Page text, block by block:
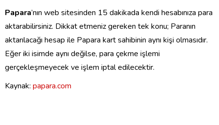
Papara’nın web sitesinden 15 dakikada kendi hesabınıza para
aktarabilirsiniz. Dikkat etmeniz gereken tek konu; Paranın
aktarılacağı hesap ile Papara kart sahibinin aynı kişi olmasıdır.
Eğer iki isimde aynı değilse, para çekme işlemi
gerçekleşmeyecek ve işlem iptal edilecektir.
Kaynak: papara.com